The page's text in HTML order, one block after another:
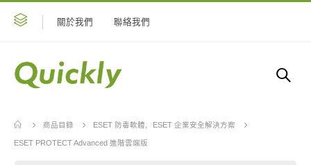
關於我們 聯絡我們
商品目錄 ESET 防毒軟體 ESET 企業安全解決方案
ESET PROTECT Advanced 進階雲端版